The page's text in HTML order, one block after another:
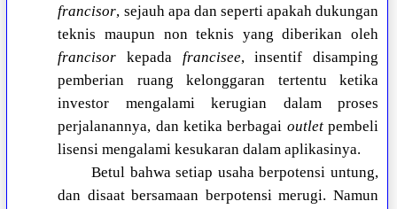
francisor, sejauh apa dan seperti apakah dukungan
teknis maupun non teknis yang diberikan oleh
francisor kepada francisee, insentif disamping
pemberian ruang kelonggaran tertentu ketika
investor mengalami kerugian dalam proses
perjalanannya, dan ketika berbagai outletpembeli
lisensi mengalami kesukaran dalam aplikasinya.
Betul bahwa setiap usaha berpotensi untung,
dan disaat bersamaan berpotensi merugi. Namun